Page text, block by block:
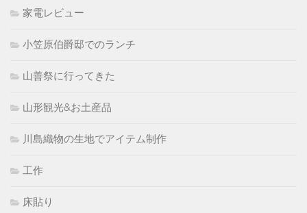
家電レビュー
小笠原伯爵邸でのランチ
山善祭に行ってきた
山形観光&お土産品
川島織物の生地でアイテム制作
工作
床貼り